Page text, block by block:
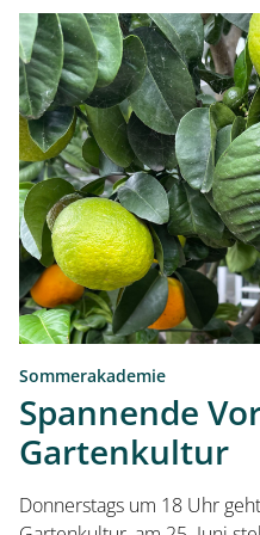
Kleines Fest im
Museum Schloss
Service und Aktuelles
Veranstaltungen
Sommerakademie
Spannende
Gartenkultur
Donnerstags um 18 Uhr